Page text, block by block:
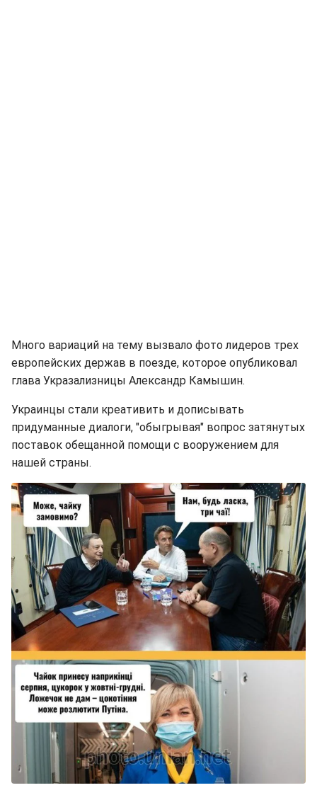
Много вариаций на тему вызвало фото лидеров трех
европейских держав в поезде, которое опубликовал
глава Укразализницы Александр Камышин.
Украинцы стали креативить и дописывать
придуманные диалоги, "обыгрывая" вопрос затянутых
поставок обещанной помощи с вооружением для
нашей страны.